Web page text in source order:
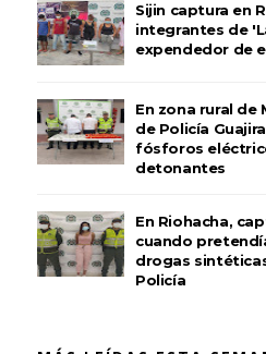
Sijin captura en
integrantes de
expendedor de
En zona rural
de Policía
fósforos
detonantes
En Riohacha,
cuando
drogas
Policía